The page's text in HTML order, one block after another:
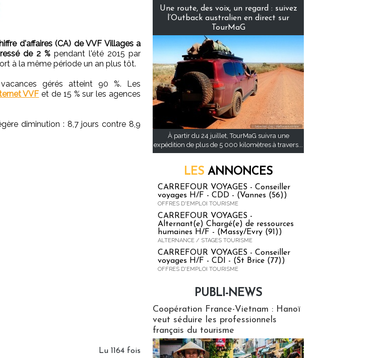
d'affaires (CA) de VVF Villages a
de 2 % pendant l'été 2015 par
à la même période un an plus tôt.
gérés atteint 90 %. Les
VVF et de 15 % sur les agences
diminution : 8,7 jours contre 8,9
Lu 1164 fois
Une route, des voix, un regard : suivez
l’Outback australien en direct sur
TourMaG
À partir du 24 juillet, TourMaG suivra une
expédition de plus de 5 000 kilomètres à travers...
LES ANNONCES
CARREFOUR VOYAGES - Conseiller
voyages H/F - CDD - (Vannes (56))
OFFRES D'EMPLOI TOURISME
CARREFOUR VOYAGES -
Alternant(e) Chargé(e) de ressources
humaines H/F - (Massy/Evry (91))
ALTERNANCE / STAGES TOURISME
CARREFOUR VOYAGES - Conseiller
voyages H/F - CDI - (St Brice (77))
OFFRES D'EMPLOI TOURISME
PUBLI-NEWS
Coopération France-Vietnam : Hanoï
veut séduire les professionnels
français du tourisme